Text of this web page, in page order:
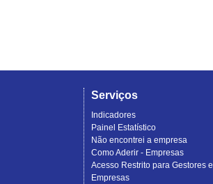
Serviços
Indicadores
Painel Estatístico
Não encontrei a empresa
Como Aderir - Empresas
Acesso Restrito para Gestores e
Empresas